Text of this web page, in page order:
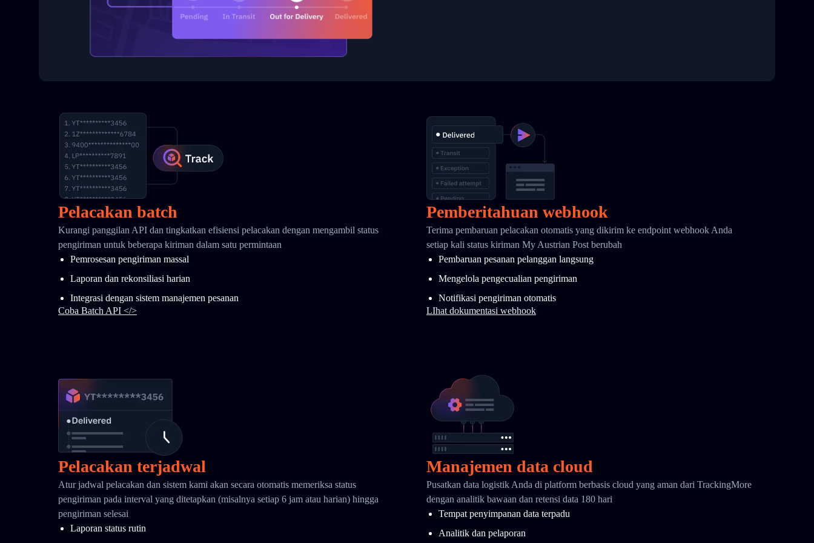
Pelacakan batch
Kurangi panggilan API dan tingkatkan efisiensi pelacakan dengan mengambil status
pengiriman untuk beberapa kiriman dalam satu permintaan
Pemrosesan pengiriman massal
Laporan dan rekonsiliasi harian
Integrasi dengan sistem manajemen pesanan
Coba Batch API </>
Pemberitahuan webhook
Terima pembaruan pelacakan otomatis yang dikirim ke endpoint webhook Anda
setiap kali status kiriman My Austrian Post berubah
Pembaruan pesanan pelanggan langsung
Mengelola pengecualian pengiriman
Notifikasi pengiriman otomatis
LIhat dokumentasi webhook
Pelacakan terjadwal
Atur jadwal pelacakan dan sistem kami akan secara otomatis memeriksa status
pengiriman pada interval yang ditetapkan (misalnya setiap 6 jam atau harian) hingga
pengiriman selesai
Laporan status rutin
Manajemen data cloud
Pusatkan data logistik Anda di platform berbasis cloud yang aman dari TrackingMore
dengan analitik bawaan dan retensi data 180 hari
Tempat penyimpanan data terpadu
Analitik dan pelaporan